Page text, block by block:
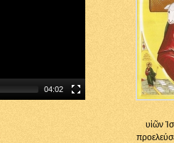
04:02
υἱῶν